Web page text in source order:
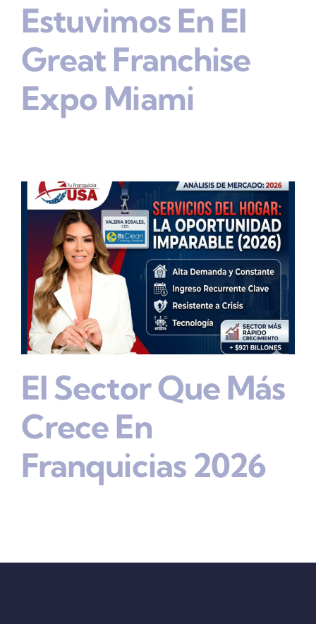
Estuvimos En El
Great Franchise
Expo Miami
El Sector Que Más
Crece En
Franquicias 2026